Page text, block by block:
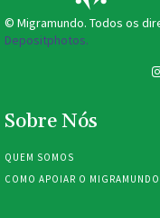
© Migramundo. Todos os
Depositphotos.
Sobre Nós
QUEM SOMOS
COMO APOIAR O MIGRAMUNDO